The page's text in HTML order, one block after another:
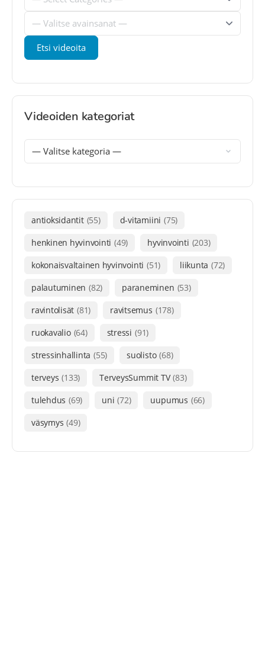
Videoiden kategoriat
antioksidantit (55) d-vitamiini (75)
henkinen hyvinvointi (49) hyvinvointi (203)
kokonaisvaltainen hyvinvointi (51) liikunta (72)
palautuminen (82) paraneminen (53)
ravintolisät (81) ravitsemus (178)
ruokavalio (64) stressi (91)
stressinhallinta (55) suolisto (68)
terveys (133) TerveysSummit TV (83)
tulehdus (69) uni (72) uupumus (66)
väsymys (49)